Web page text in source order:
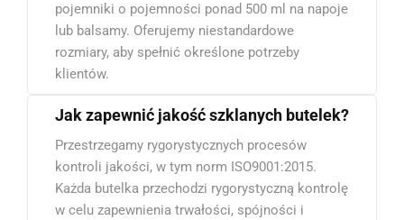
pojemniki o pojemności ponad 500 ml na napoje
lub balsamy. Oferujemy niestandardowe
rozmiary, aby spełnić określone potrzeby
klientów.
Jak zapewnić jakość szklanych butelek?
Przestrzegamy rygorystycznych procesów
kontroli jakości, w tym norm ISO9001:2015.
Każda butelka przechodzi rygorystyczną kontrolę
w celu zapewnienia trwałości, spójności i